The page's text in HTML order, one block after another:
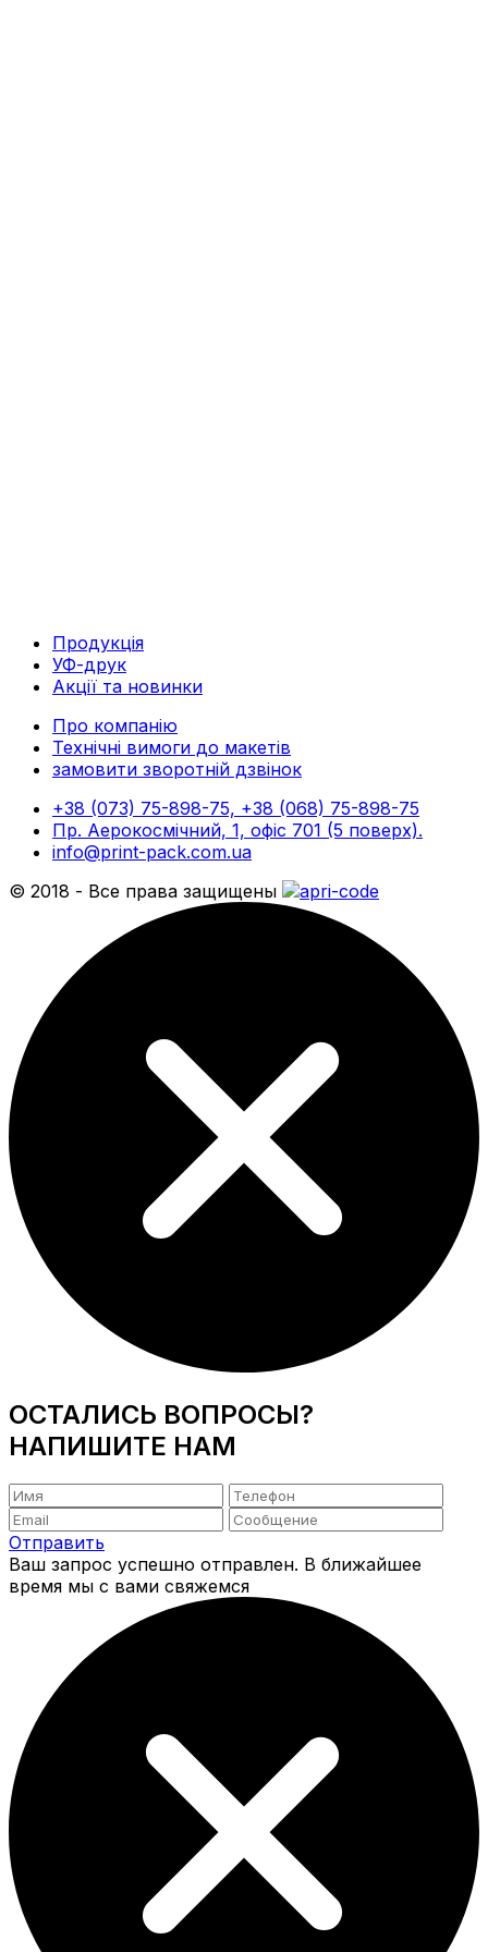
Продукція
УФ-друк
Акції та новинки
Про компанію
Технічні вимоги до макетів
замовити зворотній дзвінок
+38 (073) 75-898-75, +38 (068) 75-898-75
Пр. Аерокосмічний, 1, офіс 701 (5 поверх).
info@print-pack.com.ua
© 2018 - Все права защищены
ОСТАЛИСЬ ВОПРОСЫ?
НАПИШИТЕ НАМ
Отправить
Ваш запрос успешно отправлен. В ближайшее
время мы с вами свяжемся